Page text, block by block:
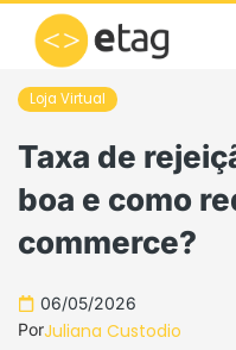
para
Loja Virtual
Taxa de
boa e como
commerce?
06/05/2026
PorJuliana Custodio